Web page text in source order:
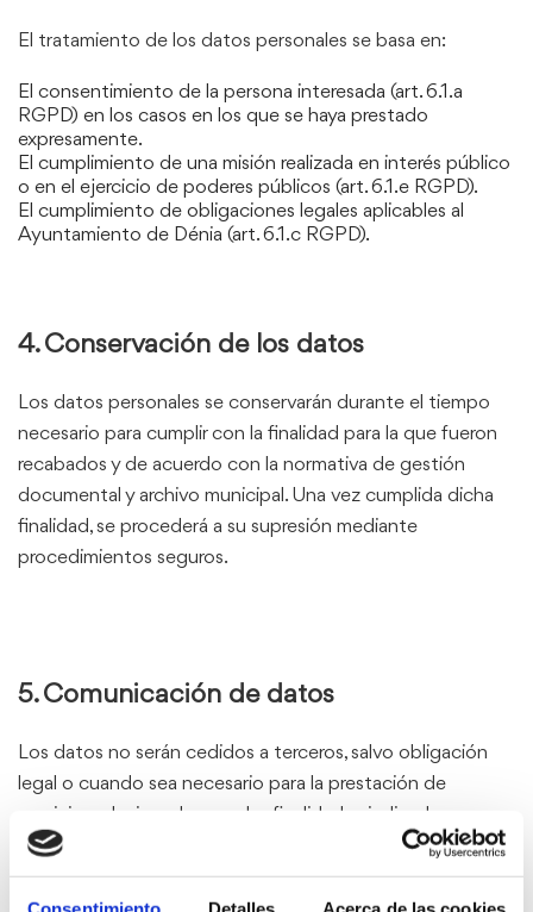
El tratamiento de los datos personales se basa en:
El consentimiento de la persona interesada (art. 6.1.a
RGPD) en los casos en los que se haya prestado
expresamente.
El cumplimiento de una misión realizada en interés público
o en el ejercicio de poderes públicos (art. 6.1.e RGPD).
El cumplimiento de obligaciones legales aplicables al
Ayuntamiento de Dénia (art. 6.1.c RGPD).
4. Conservación de los datos
Los datos personales se conservarán durante el tiempo
necesario para cumplir con la finalidad para la que fueron
recabados y de acuerdo con la normativa de gestión
documental y archivo municipal. Una vez cumplida dicha
finalidad, se procederá a su supresión mediante
procedimientos seguros.
5. Comunicación de datos
Los datos no serán cedidos a terceros, salvo obligación
legal o cuando sea necesario para la prestación de
servicios relacionados con las finalidades indicadas, en
cuyo caso se formalizarán los correspondientes contratos
de confidencialidad y tratamiento de datos.